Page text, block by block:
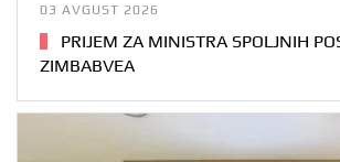
03 AVGUST 2026
PRIJEM ZA MINISTRA SPOLJNIH
ZIMBABVEA